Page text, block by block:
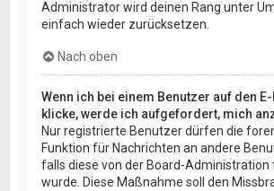
Administrator wird deinen Rang unter
einfach wieder zurücksetzen.
Nach oben
Wenn ich bei einem Benutzer auf den
klicke, werde ich aufgefordert, mich
Nur registrierte Benutzer dürfen die
Funktion für Nachrichten an andere
falls diese von der Board-
wurde. Diese Maßnahme soll den